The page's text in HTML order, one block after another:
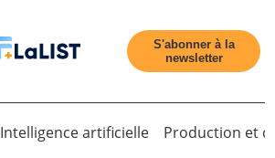
S'abonner à la
newsletter
Intelligence artificielle Production et